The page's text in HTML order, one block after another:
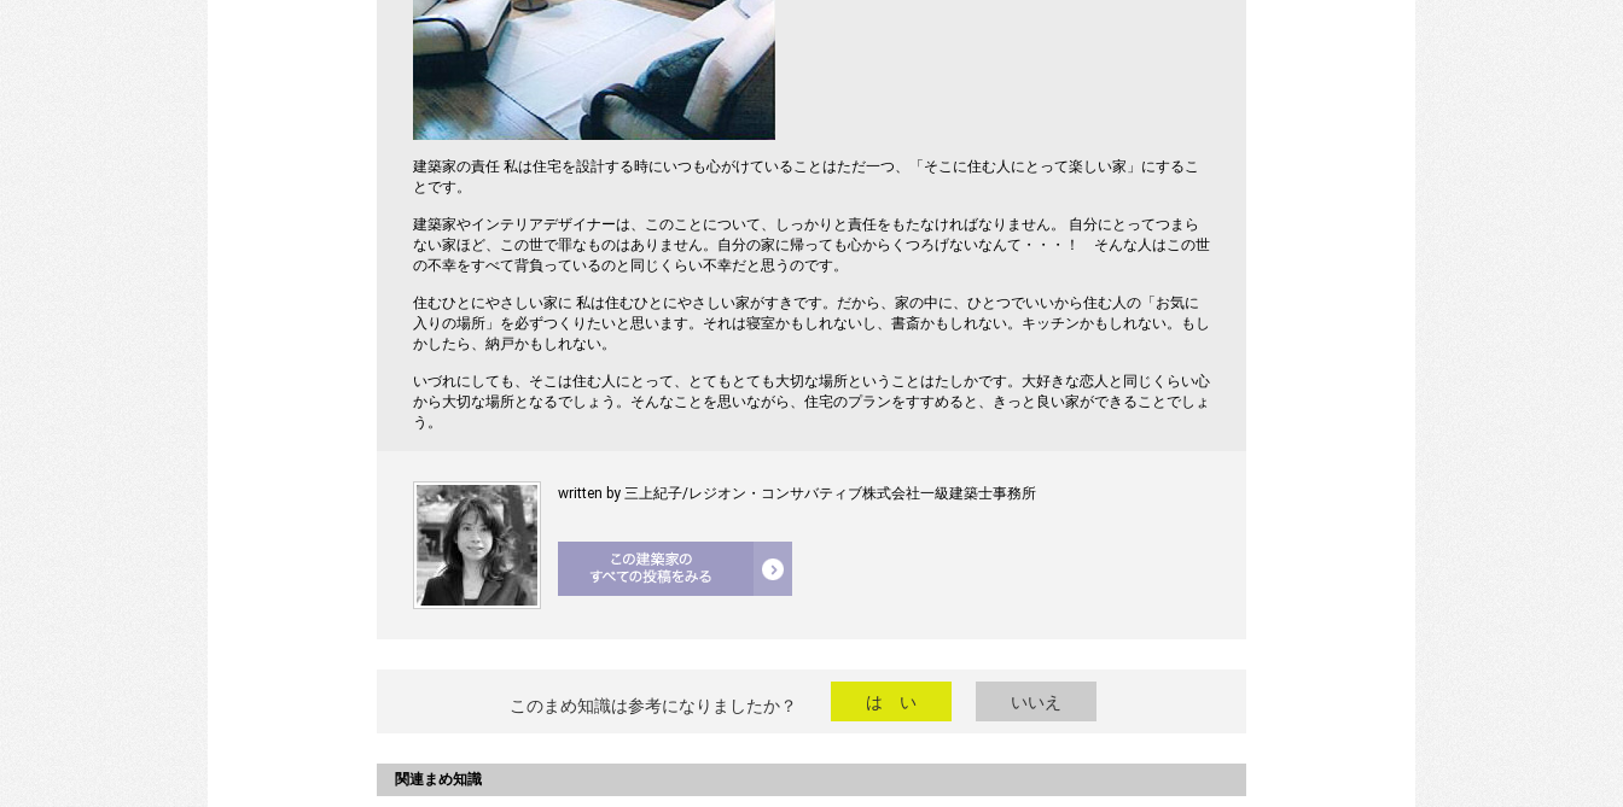
建築家の責任 私は住宅を設計する時にいつも心がけていることはただ一つ、「そこに住む人にとって楽しい家」にするこ
とです。
建築家やインテリアデザイナーは、このことについて、しっかりと責任をもたなければなりません。 自分にとってつまら
ない家ほど、この世で罪なものはありません。自分の家に帰っても心からくつろげないなんて・・・！ そんな人はこの世
の不幸をすべて背負っているのと同じくらい不幸だと思うのです。
住むひとにやさしい家に 私は住むひとにやさしい家がすきです。だから、家の中に、ひとつでいいから住む人の「お気に
入りの場所」を必ずつくりたいと思います。それは寝室かもしれないし、書斎かもしれない。キッチンかもしれない。もし
かしたら、納戸かもしれない。
いづれにしても、そこは住む人にとって、とてもとても大切な場所ということはたしかです。大好きな恋人と同じくらい心
から大切な場所となるでしょう。そんなことを思いながら、住宅のプランをすすめると、きっと良い家ができることでしょ
う。
written by 三上紀子/レジオン・コンサバティブ株式会社一級建築士事務所
このまめ知識は参考になりましたか？ は い いいえ
関連まめ知識